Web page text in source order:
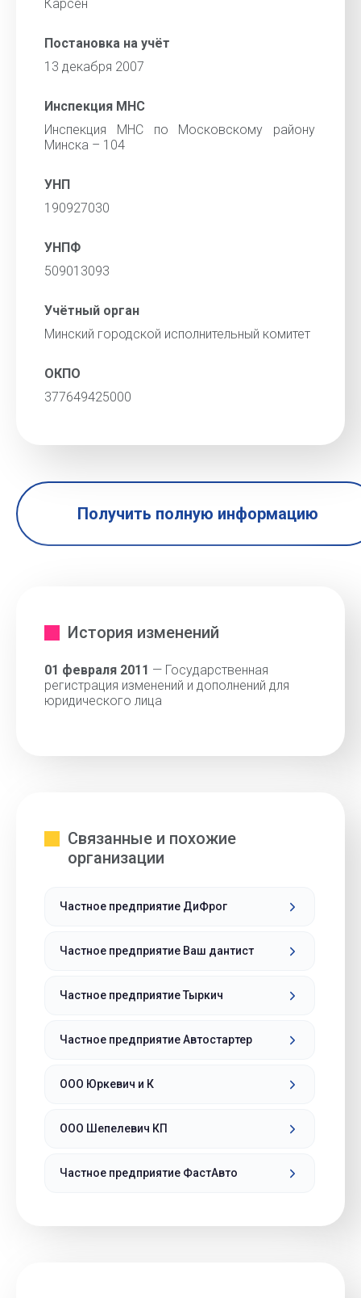
Карсен
Постановка на учёт
13 декабря 2007
Инспекция МНС
Инспекция МНС по Московскому району
Минска – 104
УНП
190927030
УНПФ
509013093
Учётный орган
Минский городской исполнительный комитет
ОКПО
377649425000
Получить полную информацию
История изменений
01 февраля 2011 — Государственная
регистрация изменений и дополнений для
юридического лица
Связанные и похожие
организации
Частное предприятие ДиФрог
Частное предприятие Ваш дантист
Частное предприятие Тыркич
Частное предприятие Автостартер
ООО Юркевич и К
ООО Шепелевич КП
Частное предприятие ФастАвто